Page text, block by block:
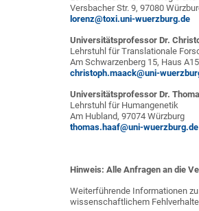
Versbacher Str. 9, 97080
lorenz@toxi.uni-wuerzburg.de
Universitätsprofessor Dr.
Lehrstuhl für Translationale
Am Schwarzenberg 15, Haus
christoph.maack@uni-
Universitätsprofessor Dr.
Lehrstuhl für Humangenetik
Am Hubland, 97074 Würzburg
thomas.haaf@uni-wuerzburg.de
Hinweis: Alle Anfragen an die
Weiterführende Informationen
wissenschaftlichem